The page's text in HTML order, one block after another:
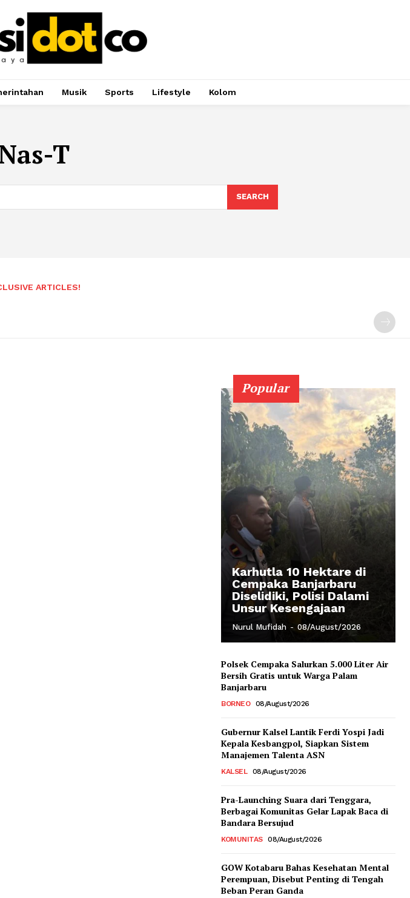
Musik Sports Lifestyle Kolom
T
SEARCH
ARTICLES!
Popular
Karhutla 10 Hektare di
Cempaka Banjarbaru
Diselidiki, Polisi Dalami
Unsur Kesengajaan
Nurul Mufidah - 08/August/2026
Polsek Cempaka Salurkan 5.000 Liter Air
Bersih Gratis untuk Warga Palam
Banjarbaru
BORNEO 08/August/2026
Gubernur Kalsel Lantik Ferdi Yospi Jadi
Kepala Kesbangpol, Siapkan Sistem
Manajemen Talenta ASN
KALSEL 08/August/2026
Pra-Launching Suara dari Tenggara,
Berbagai Komunitas Gelar Lapak Baca di
Bandara Bersujud
KOMUNITAS 08/August/2026
GOW Kotabaru Bahas Kesehatan Mental
Perempuan, Disebut Penting di Tengah
Beban Peran Ganda